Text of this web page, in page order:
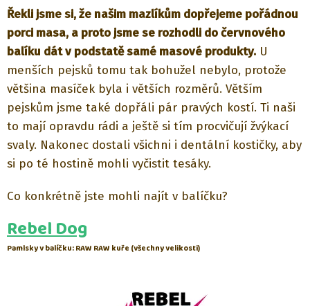
Řekli jsme si, že našim mazlíkům dopřejeme pořádnou
porci masa, a proto jsme se rozhodli do červnového
balíku dát v podstatě samé masové produkty. U
menších pejsků tomu tak bohužel nebylo, protože
většina masíček byla i větších rozměrů. Větším
pejskům jsme také dopřáli pár pravých kostí. Ti naši
to mají opravdu rádi a ještě si tím procvičují žvýkací
svaly. Nakonec dostali všichni i dentální kostičky, aby
si po té hostině mohli vyčistit tesáky.
Co konkrétně jste mohli najít v balíčku?
Rebel Dog
Pamlsky v balíčku: RAW RAW kuře (všechny velikosti)